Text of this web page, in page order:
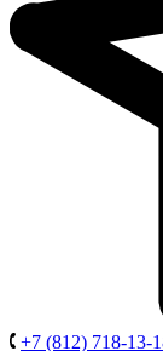
+7 (812) 718-13-